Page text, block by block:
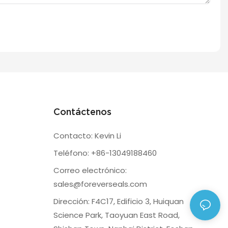
Contáctenos
Contacto: Kevin Li
Teléfono: +86-13049188460
Correo electrónico:
sales@foreverseals.com
Dirección: F4C17, Edificio 3, Huiquan
Science Park, Taoyuan East Road,